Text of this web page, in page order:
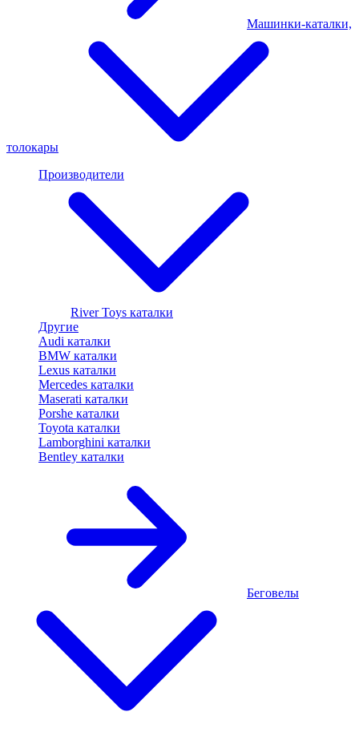
Машинки-каталки,
толокары
Производители
River Toys каталки
Другие
Audi каталки
BMW каталки
Lexus каталки
Mercedes каталки
Maserati каталки
Porshe каталки
Toyota каталки
Lamborghini каталки
Bentley каталки
Беговелы